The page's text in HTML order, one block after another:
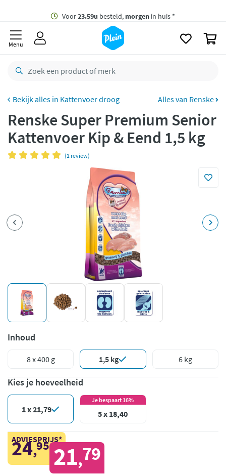
besteld,
retourneren
CO2 neutraal
Betaal met Klarna
Menu
Kattenvoer droog Alles van Renske
Renske Super Premium Senior
Kattenvoer Kip & Eend 1,5 kg
(1 review)
Inhoud
8 x 400 g 1,5 kg 6 kg
Kies je hoeveelheid
1 x 21,79
Je bespaart 16%
5 x 18,40
ADVIESPRIJS*
24,95 21,79